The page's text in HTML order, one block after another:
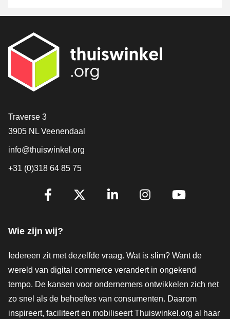
Contact
Traverse 3
3905 NL Veenendaal
info@thuiswinkel.org
+31 (0)318 64 85 75
Volg je ons al?
Wie zijn wij?
Iedereen zit met dezelfde vraag. Wat is slim? Want de
wereld van digital commerce verandert in ongekend
tempo. De kansen voor ondernemers ontwikkelen zich net
zo snel als de behoeftes van consumenten. Daarom
inspireert, faciliteert en mobiliseert Thuiswinkel.org al haar